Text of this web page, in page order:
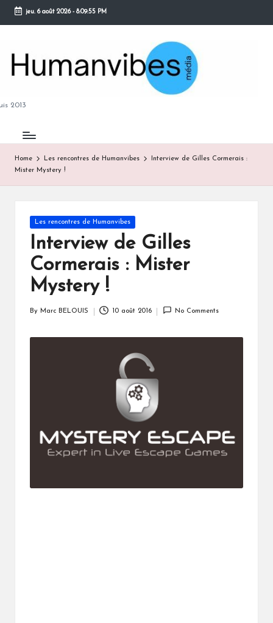
Skip
content
jeu. 6 août 2026- 8:09:56 PM
2013
Home Les rencontres de Humanvibes
Interview de Gilles Cormerais :
Mister Mystery !
Posted
in
Les rencontres de Humanvibes
Interview de Gilles
Cormerais : Mister
Mystery !
By Marc BELOUIS 10 août 2016 No Comments